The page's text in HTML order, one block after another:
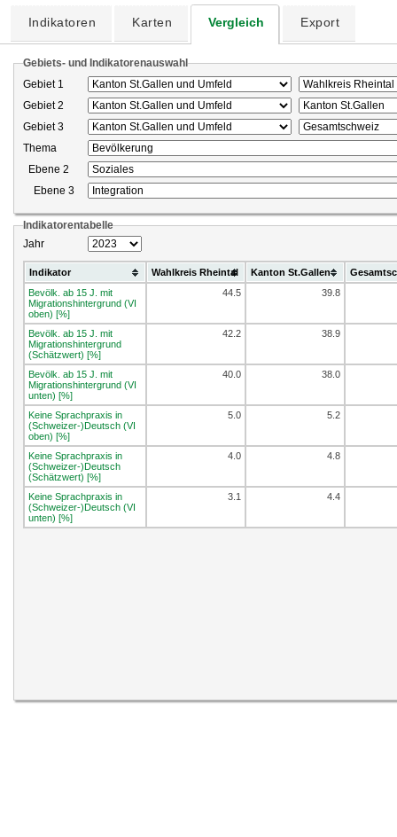
Indikatoren Karten Vergleich Export
Gebiets- und Indikatorenauswahl
Gebiet 1
Gebiet 2
Gebiet 3
Thema
Ebene 2
Ebene 3
Indikatorentabelle
Jahr
Indikator Wahlkreis Rheintal Kanton St.Gallen
Bevölk. ab 15 J. mit
Migrationshintergrund (VI
oben) [%]
44.5 39.8
Bevölk. ab 15 J. mit
Migrationshintergrund
(Schätzwert) [%]
42.2 38.9
Bevölk. ab 15 J. mit
Migrationshintergrund (VI
unten) [%]
40.0 38.0
Keine Sprachpraxis in
(Schweizer-)Deutsch (VI
oben) [%]
5.0 5.2
Keine Sprachpraxis in
(Schweizer-)Deutsch
(Schätzwert) [%]
4.0 4.8
Keine Sprachpraxis in
(Schweizer-)Deutsch (VI
unten) [%]
3.1 4.4